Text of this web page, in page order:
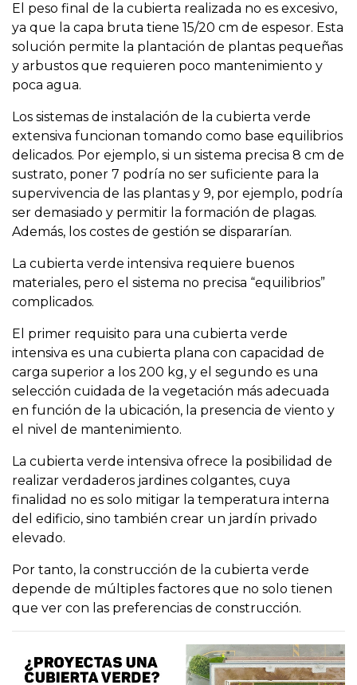
El peso final de la cubierta realizada no es excesivo,
ya que la capa bruta tiene 15/20 cm de espesor. Esta
solución permite la plantación de plantas pequeñas
y arbustos que requieren poco mantenimiento y
poca agua.
Los sistemas de instalación de la cubierta verde
extensiva funcionan tomando como base equilibrios
delicados. Por ejemplo, si un sistema precisa 8 cm de
sustrato, poner 7 podría no ser suficiente para la
supervivencia de las plantas y 9, por ejemplo, podría
ser demasiado y permitir la formación de plagas.
Además, los costes de gestión se dispararían.
La cubierta verde intensiva requiere buenos
materiales, pero el sistema no precisa “equilibrios”
complicados.
El primer requisito para una cubierta verde
intensiva es una cubierta plana con capacidad de
carga superior a los 200 kg, y el segundo es una
selección cuidada de la vegetación más adecuada
en función de la ubicación, la presencia de viento y
el nivel de mantenimiento.
La cubierta verde intensiva ofrece la posibilidad de
realizar verdaderos jardines colgantes, cuya
finalidad no es solo mitigar la temperatura interna
del edificio, sino también crear un jardín privado
elevado.
Por tanto, la construcción de la cubierta verde
depende de múltiples factores que no solo tienen
que ver con las preferencias de construcción.